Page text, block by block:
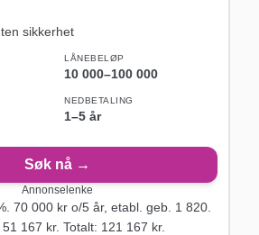
sikkerhet
LÅNEBELØP
10 000–100 000
NEDBETALING
1–5 år
Søk nå →
Annonselenke
70 000kr o/5år, etabl. geb. 1 820.
51 167 kr. Totalt: 121 167 kr.